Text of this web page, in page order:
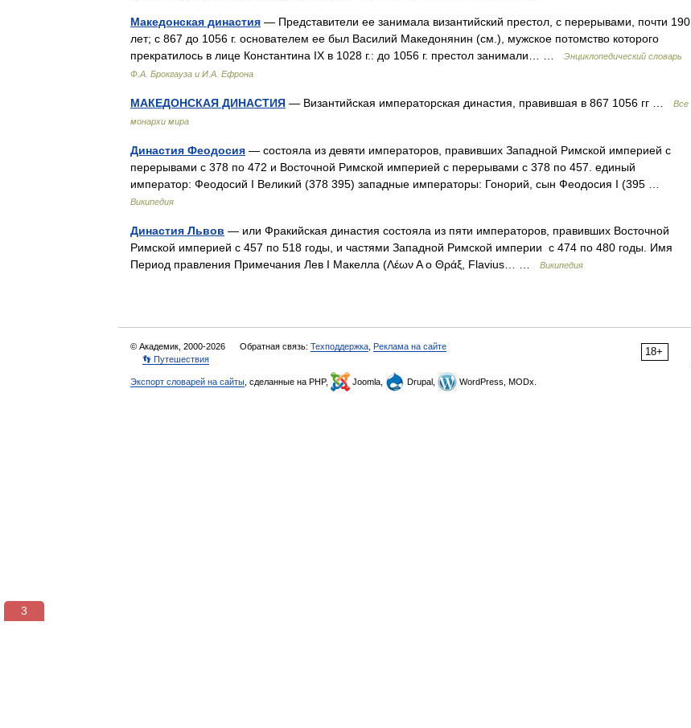
Македонская династия — Представители ее занимала византийский престол, с перерывами, почти 190
лет; с 867 до 1056 г. основателем ее был Василий Македонянин (см.), мужское потомство которого
прекратилось в лице Константина IX в 1028 г.: до 1056 г. престол занимали… …
Энциклопедический словарь
Ф.А. Брокгауза и И.А. Ефрона
МАКЕДОНСКАЯ ДИНАСТИЯ — Византийская императорская династия, правившая в 867 1056 гг …
Все
монархи мира
Династия Феодосия — состояла из девяти императоров, правивших Западной Римской империей с
перерывами с 378 по 472 и Восточной Римской империей с перерывами с 378 по 457. единый
император: Феодосий I Великий (378 395) западные императоры: Гонорий, сын Феодосия I (395 …
Википедия
Династия Львов — или Фракийская династия состояла из пяти императоров, правивших Восточной
Римской империей с 457 по 518 годы, и частями Западной Римской империи с 474 по 480 годы. Имя
Период правления Примечания Лев I Макелла (Λέων Α ο Θράξ, Flavius… …
Википедия
18+
© Академик, 2000-2026 Обратная связь: Техподдержка Реклама на сайте
👣 Путешествия
Экспорт словарей на сайты , сделанные на PHP, Joomla, Drupal, WordPress, MODx.
2